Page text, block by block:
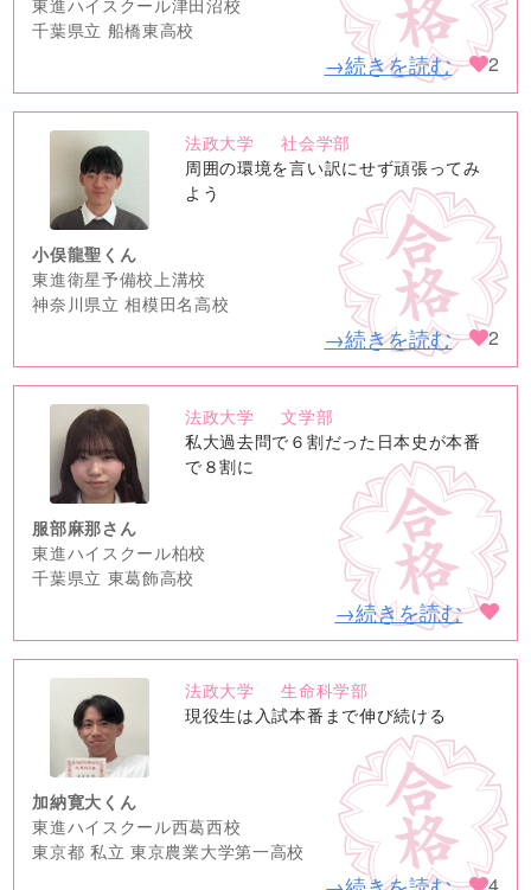
東進ハイスクール津田沼校
千葉県立 船橋東高校
→続きを読む 2
no
image
法政大学
社会学部
周囲の環境を言い訳にせず頑張ってみ
よう
小俣龍聖くん
東進衛星予備校上溝校
神奈川県立 相模田名高校
→続きを読む 2
no
image
法政大学
文学部
私大過去問で６割だった日本史が本番
で８割に
服部麻那さん
東進ハイスクール柏校
千葉県立 東葛飾高校
→続きを読む
no
image
法政大学
生命科学部
現役生は入試本番まで伸び続ける
加納寛大くん
東進ハイスクール西葛西校
東京都 私立 東京農業大学第一高校